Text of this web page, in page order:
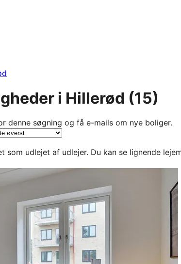
i Hillerød (15)
denne søgning og få e-mails om nye boliger.
som udlejet af udlejer. Du kan se lignende